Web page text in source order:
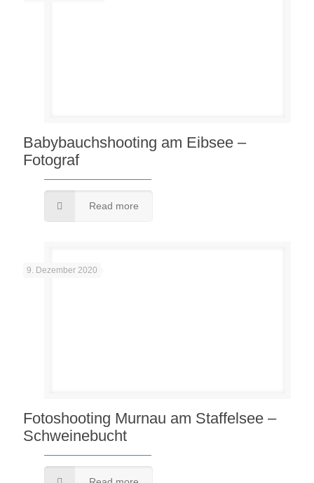
Babybauchshooting am Eibsee –
Fotograf
Read more
9. Dezember 2020
Fotoshooting Murnau am Staffelsee –
Schweinebucht